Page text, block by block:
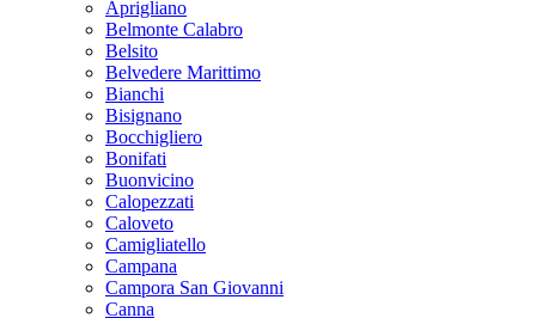
Aprigliano
Belmonte Calabro
Belsito
Belvedere Marittimo
Bianchi
Bisignano
Bocchigliero
Bonifati
Buonvicino
Calopezzati
Caloveto
Camigliatello
Campana
Campora San Giovanni
Canna